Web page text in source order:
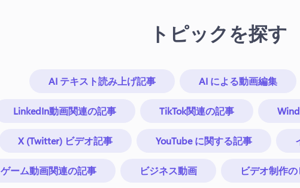
トピックを探す
AI テキスト読み上げ記事 AI による動画編集
LinkedIn動画関連の記事 TikTok関連の記事
X (Twitter) ビデオ記事 YouTube に関する記事
ゲーム動画関連の記事 ビジネス動画 ビデオ制作の